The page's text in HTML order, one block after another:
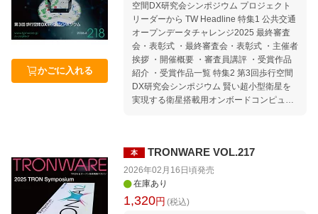
かごに入れる
空間DX研究会シンポジウム プロジェクト
リーダーから TW Headline 特集1 公共交通
オープンデータチャレンジ2025 最終審査
会・表彰式 ・最終審査会・表彰式 ・主催者
挨拶 ・開催概要 ・審査員講評 ・受賞作品
紹介 ・受賞作品一覧 特集2 第3回歩行空間
DX研究会シンポジウム 賢い超小型衛星を
実現する衛星搭載用オンボードコンピュー
s ID Center Association for Open Data of P
ublic Transportation Movement｜TRONか
ら見たコンピュータ業界の動向 Media｜TR
ONに関する報道 編集後記 本誌「記事ucod
e」の使い方／読者アンケートのお願い
本 TRONWARE VOL.217
2026年02月16日頃発売
在庫あり
1,320円 (税込)